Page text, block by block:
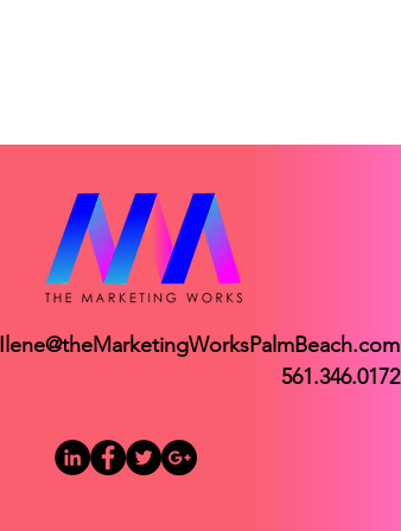
Ilene@theMarketingWorksPalmBeach.com
561.346.0172